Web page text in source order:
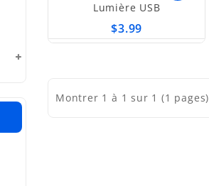
Lumière USB
$3.99
au
Montrer 1 à 1 sur 1 (1 pages)